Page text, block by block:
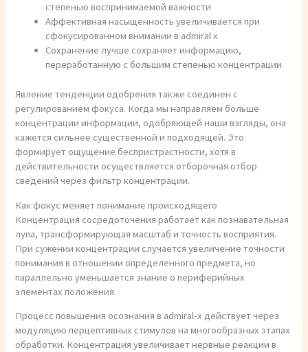
степенью воспринимаемой важности
Аффективная насыщенность увеличивается при
сфокусированном внимании в admiral x
Сохранение лучше сохраняет информацию,
переработанную с большим степенью концентрации
Явление тенденции одобрения также соединен с
регулированием фокуса. Когда мы направляем больше
концентрации информации, одобряющей наши взгляды, она
кажется сильнее существенной и подходящей. Это
формирует ощущение беспристрастности, хотя в
действительности осуществляется отборочная отбор
сведений через фильтр концентрации.
Как фокус меняет понимание происходящего
Концентрация сосредоточения работает как познавательная
лупа, трансформирующая масштаб и точность восприятия.
При сужении концентрации случается увеличение точности
понимания в отношении определенного предмета, но
параллельно уменьшается знание о периферийных
элементах положения.
Процесс повышения осознания в admiral-x действует через
модуляцию перцептивных стимулов на многообразных этапах
обработки. Концентрация увеличивает нервные реакции в